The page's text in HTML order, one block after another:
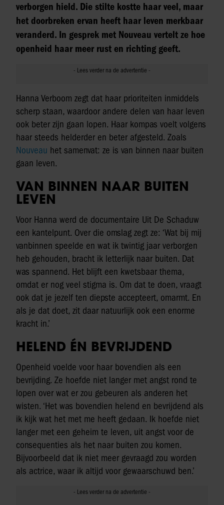
verborgen hield. Die stilte kostte haar veel, maar
het doorbreken ervan heeft haar leven merkbaar
veranderd. In gesprek met Nouveau vertelt ze hoe
openheid haar meer rust en richting geeft.
Hanna Verboom zegt dat haar prioriteiten inmiddels
scherp staan, waardoor andere delen van haar leven
ook beter zijn gaan lopen. Haar kompas voelt volgens
haar steeds helderder en beter afgesteld. Zoals
Nouveau het samenvat: ze is van binnen naar buiten
gaan leven.
VAN BINNEN NAAR BUITEN
LEVEN
Voor Hanna werd de documentaire Uit De Schaduw
een kantelpunt. Over die omslag zegt ze: ‘Wat bij mij
vanbinnen speelde en wat ik twintig jaar verborgen
heb gehouden, bracht ik letterlijk naar buiten. Dat
was spannend. Het blijft een kwetsbaar thema,
omdat er nog veel stigma is. Om dat te doen, vraagt
ook dat je jezelf ten diepste accepteert, omarmt. En
als je dat doet, zit daar natuurlijk ook een enorme
kracht in.’
HELEND ÉN BEVRIJDEND
Openheid voelde voor haar bovendien als een
bevrijding. Ze hoefde niet langer met angst rond te
lopen over wat er zou gebeuren als anderen het
wisten. ‘Het was bovendien helend en bevrijdend als
ik kijk wat het met me heeft gedaan. Ik hoefde niet
langer met een geheim te leven, uit angst voor de
consequenties als het naar buiten zou komen.
Bijvoorbeeld dat ik niet meer gevraagd zou worden
als actrice, waar ik altijd voor gewaarschuwd ben.’